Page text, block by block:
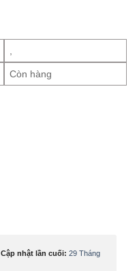
,
Còn hàng
Cập nhật lần cuối: 29 Tháng